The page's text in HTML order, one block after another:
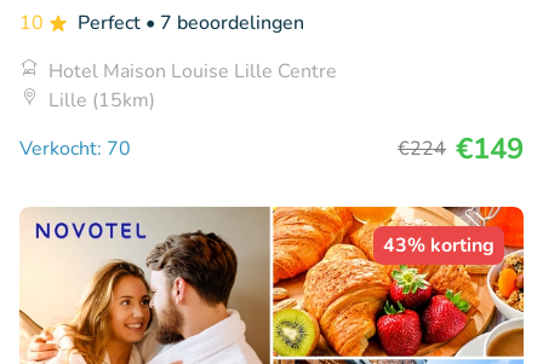
10 Perfect • 7 beoordelingen
Hotel Maison Louise Lille Centre
Lille (15km)
Verkocht: 70
€224 €149
43% korting